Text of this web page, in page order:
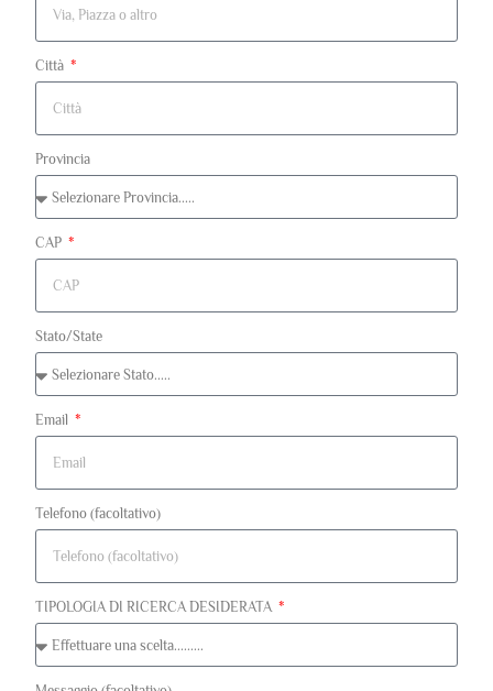
Città
Provincia
CAP
Stato/State
Email
Telefono (facoltativo)
TIPOLOGIA DI RICERCA DESIDERATA